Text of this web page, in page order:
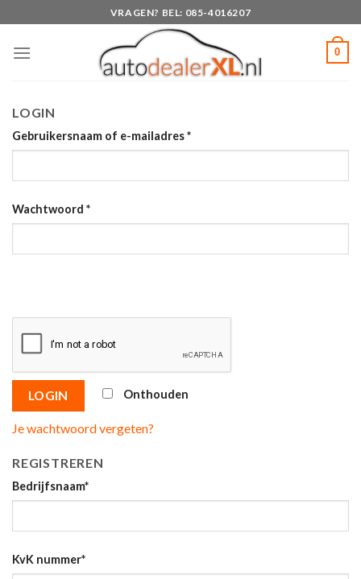
to
content
VRAGEN? BEL: 085-4016207
0
LOGIN
Gebruikersnaam of e-mailadres*
Wachtwoord *
LOGIN Onthouden
Je wachtwoord vergeten?
REGISTREREN
Bedrijfsnaam*
KvK nummer*